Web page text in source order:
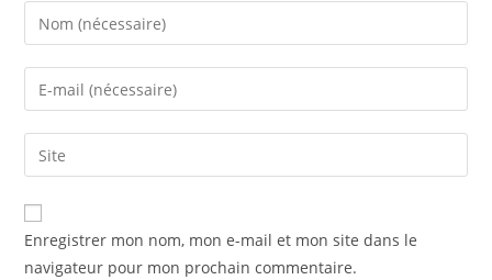
Enregistrer mon nom, mon e-mail et mon site dans le
navigateur pour mon prochain commentaire.